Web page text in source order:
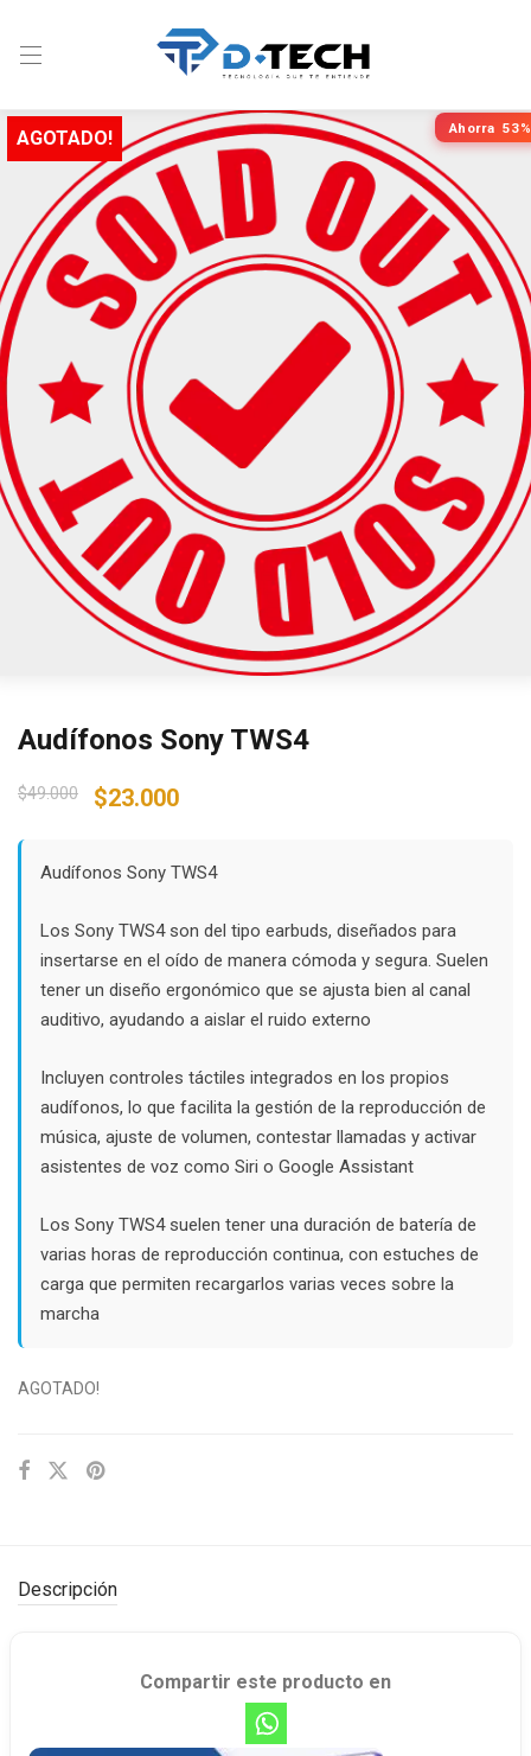
Ahorra 53%
AGOTADO!
Audífonos Sony TWS4
$49.000
Original
$49.000.
$23.000Current
$23.000.
Audífonos Sony TWS4
Los Sony TWS4 son del tipo earbuds, diseñados para
insertarse en el oído de manera cómoda y segura. Suelen
tener un diseño ergonómico que se ajusta bien al canal
auditivo, ayudando a aislar el ruido externo
Incluyen controles táctiles integrados en los propios
audífonos, lo que facilita la gestión de la reproducción de
música, ajuste de volumen, contestar llamadas y activar
asistentes de voz como Siri o Google Assistant
Los Sony TWS4 suelen tener una duración de batería de
varias horas de reproducción continua, con estuches de
carga que permiten recargarlos varias veces sobre la
marcha
AGOTADO!
Descripción
Compartir este producto en